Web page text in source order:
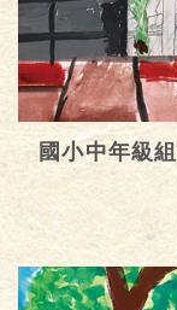
國小中年級